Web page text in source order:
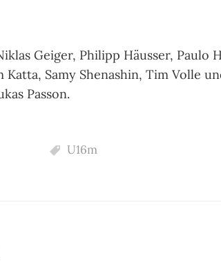
Geiger, Philipp Häusser, Paulo
Samy Shenashin, Tim Volle
Passon.
U16m